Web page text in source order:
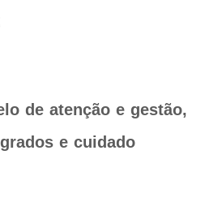
de atenção e gestão,
e cuidado